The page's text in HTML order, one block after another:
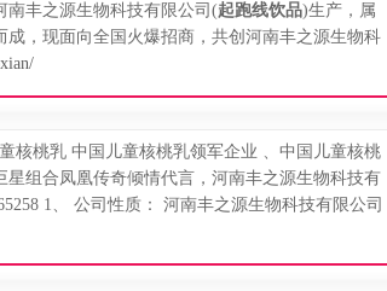
丰之源生物科技有限公司(起跑线饮品)生产，属
，现面向全国火爆招商，共创河南丰之源生物科
核桃乳 中国儿童核桃乳领军企业 、中国儿童核桃
组合凤凰传奇倾情代言，河南丰之源生物科技有
1、 公司性质： 河南丰之源生物科技有限公司